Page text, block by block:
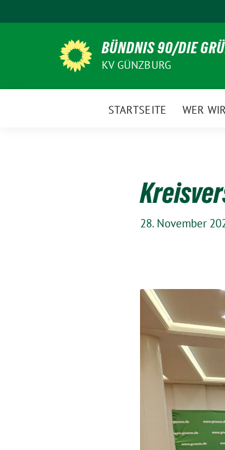
zum
BÜNDNIS 90/DIE
KV GÜNZBURG
STARTSEITE WER
28. November